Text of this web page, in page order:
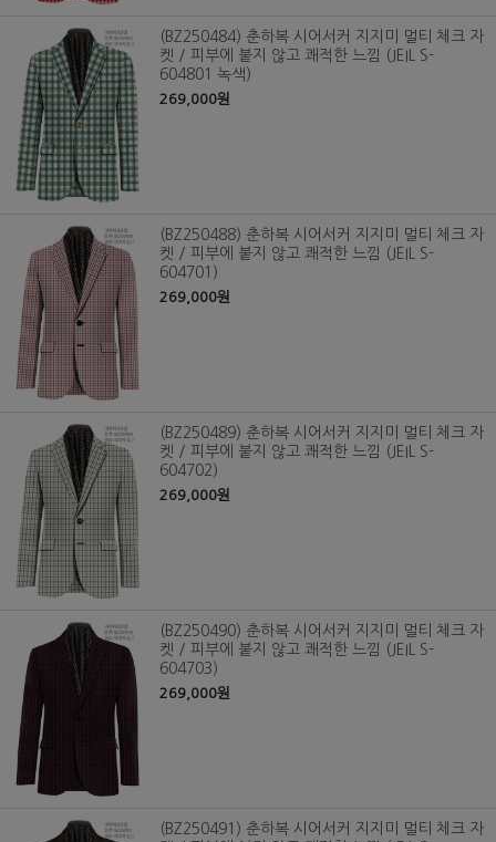
(BZ250484) 춘하복 시어서커 지지미 멀티 체크 자
켓 / 피부에 붙지 않고 쾌적한 느낌 (JEIL S-
604801 녹색)
269,000원
(BZ250488) 춘하복 시어서커 지지미 멀티 체크 자
켓 / 피부에 붙지 않고 쾌적한 느낌 (JEIL S-
604701)
269,000원
(BZ250489) 춘하복 시어서커 지지미 멀티 체크 자
켓 / 피부에 붙지 않고 쾌적한 느낌 (JEIL S-
604702)
269,000원
(BZ250490) 춘하복 시어서커 지지미 멀티 체크 자
켓 / 피부에 붙지 않고 쾌적한 느낌 (JEIL S-
604703)
269,000원
(BZ250491) 춘하복 시어서커 지지미 멀티 체크 자